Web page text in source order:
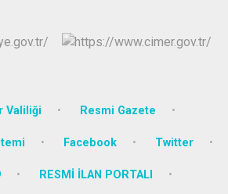
Valiliği Resmi Gazete
Facebook Twitter
RESMİ İLAN PORTALI